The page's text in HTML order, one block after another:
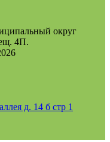
округ
4П.
д. 14 б стр 1